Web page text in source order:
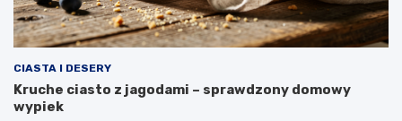
CIASTA I DESERY
Kruche ciasto z jagodami – sprawdzony domowy
wypiek